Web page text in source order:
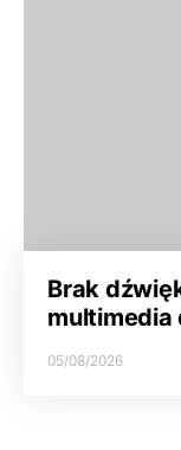
Brak
multimedia
05/08/2026